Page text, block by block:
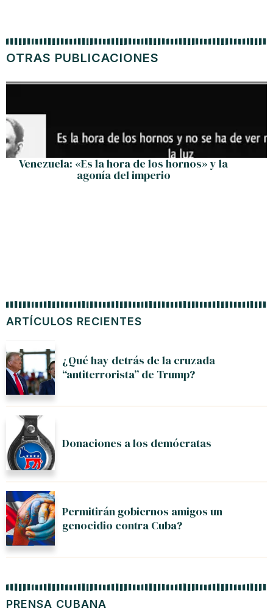
ARTÍCULOS RECIENTES
¿Qué hay detrás de la cruzada
“antiterrorista” de Trump?
Donaciones a los demócratas
Permitirán gobiernos amigos un
genocidio contra Cuba?
PRENSA CUBANA
OTRAS PUBLICACIONES
Venezuela: «Es la hora de los hornos» y la
agonía del imperio